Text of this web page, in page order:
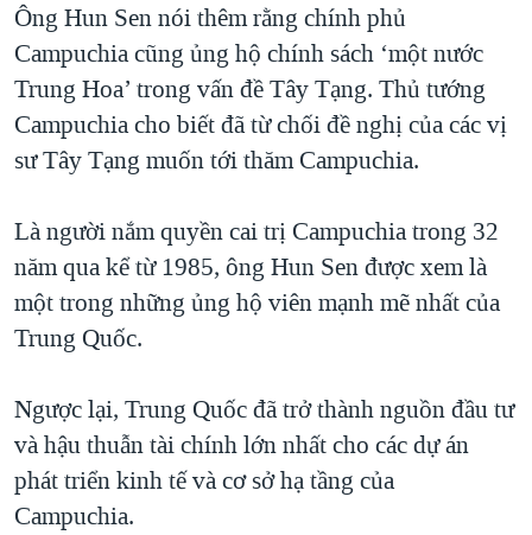
Ông Hun Sen nói thêm rằng chính phủ
Campuchia cũng ủng hộ chính sách ‘một nước
Trung Hoa’ trong vấn đề Tây Tạng. Thủ tướng
Campuchia cho biết đã từ chối đề nghị của các vị
sư Tây Tạng muốn tới thăm Campuchia.
Là người nắm quyền cai trị Campuchia trong 32
năm qua kể từ 1985, ông Hun Sen được xem là
một trong những ủng hộ viên mạnh mẽ nhất của
Trung Quốc.
Ngược lại, Trung Quốc đã trở thành nguồn đầu tư
và hậu thuẫn tài chính lớn nhất cho các dự án
phát triển kinh tế và cơ sở hạ tầng của
Campuchia.